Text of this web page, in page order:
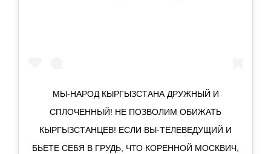
МЫ-НАРОД КЫРГЫЗСТАНА ДРУЖНЫЙ И
СПЛОЧЕННЫЙ! НЕ ПОЗВОЛИМ ОБИЖАТЬ
КЫРГЫЗСТАНЦЕВ! ЕСЛИ ВЫ-ТЕЛЕВЕДУЩИЙ И
БЬЕТЕ СЕБЯ В ГРУДЬ, ЧТО КОРЕННОЙ МОСКВИЧ,